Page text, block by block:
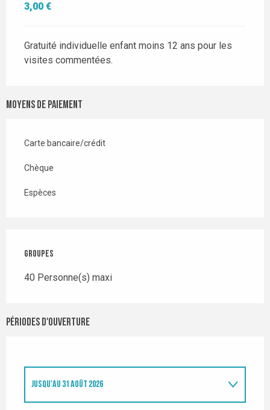
3,00 €
Gratuité individuelle enfant moins 12 ans pour les
visites commentées.
Moyens de paiement
Carte bancaire/crédit
Chèque
Espèces
Groupes
Groupes
40 Personne(s) maxi
Périodes d'ouverture
JUSQU'AU 31 AOÛT 2026